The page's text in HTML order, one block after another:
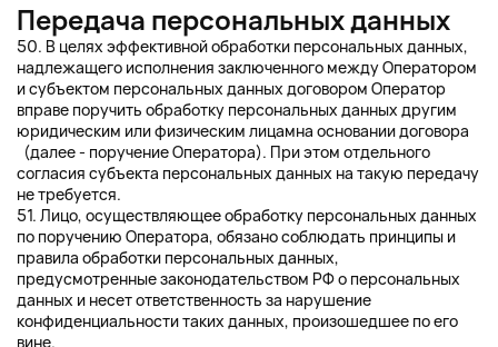
Передача персональных данных
50. В целях эффективной обработки персональных данных,
надлежащего исполнения заключенного между Оператором
и субъектом персональных данных договором Оператор
вправе поручить обработку персональных данных другим
юридическим или физическим лицамна основании договора
(далее - поручение Оператора). При этом отдельного
согласия субъекта персональных данных на такую передачу
не требуется.
51. Лицо, осуществляющее обработку персональных данных
по поручению Оператора, обязано соблюдать принципы и
правила обработки персональных данных,
предусмотренные законодательством РФ о персональных
данных и несет ответственность за нарушение
конфиденциальности таких данных, произошедшее по его
вине.